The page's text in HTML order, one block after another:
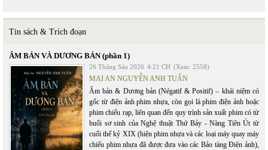
Tin sách & Trích đoạn
ÂM BẢN VÀ DƯƠNG BẢN (phần 1)
26 Tháng Sáu 2026 4:21 CH (Xem: 2558)
MAI AN NGUYỄN ANH TUẤN
Âm bản & Dương bản (Négatif & Positif) – khái niệm có
gốc từ điện ảnh phim nhựa, còn gọi là phim điện ảnh hoặc
phim chiếu rạp, liên quan đến quy trình sản xuất phim có từ
buổi sơ sinh của Nghệ thuật Thứ Bảy - Nàng Tiên Út từ
cuối thế kỷ XIX (hiện phim nhựa và các loại máy quay máy
chiếu phim nhựa đã được đưa vào các Bảo tàng Điện ảnh),